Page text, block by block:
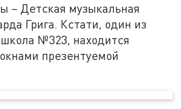
– Детская музыкальная
Грига. Кстати, один из
школа №323, находится
презентуемой